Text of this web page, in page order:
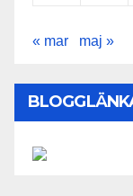
« mar maj »